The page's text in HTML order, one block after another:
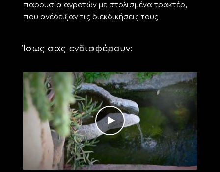
παρουσία αγροτών με στολισμένα τρακτέρ,
που ανέδειξαν τις διεκδικήσεις τους.
Ίσως σας ενδιαφέρουν: